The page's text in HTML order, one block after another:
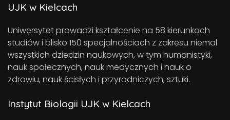
UJK w Kielcach
Uniwersytet prowadzi kształcenie na 58 kierunkach
studiów i blisko 150 specjalnościach z zakresu niemal
wszystkich dziedzin naukowych, w tym humanistyki,
nauk społecznych, nauk medycznych i nauk o
zdrowiu, nauk ścisłych i przyrodniczych, sztuki.
Instytut Biologii UJK w Kielcach